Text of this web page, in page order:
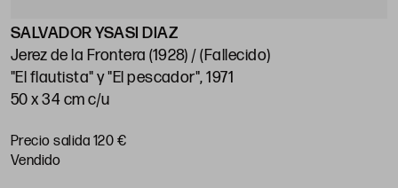
SALVADOR YSASI DIAZ
Jerez de la Frontera (1928) / (Fallecido)
"El flautista" y "El pescador", 1971
50 x 34 cm c/u
Precio salida 120 €
vendido